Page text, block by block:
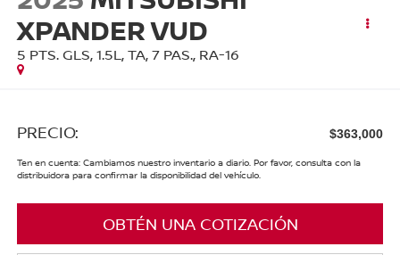
XPANDER VUD
5 PTS. GLS, 1.5L, TA, 7 PAS., RA-16
PRECIO: $363,000
Ten en cuenta: Cambiamos nuestro inventario a diario. Por favor, consulta con la
distribuidora para confirmar la disponibilidad del vehículo.
OBTÉN UNA COTIZACIÓN